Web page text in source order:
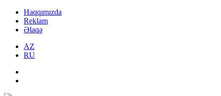
Haqqımızda
Reklam
Əlaqə
AZ
RU